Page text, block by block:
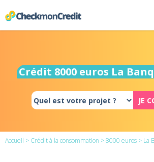
Crédit 8000 euros La
JE
Accueil > Crédit à la consommation >8000 euros > La